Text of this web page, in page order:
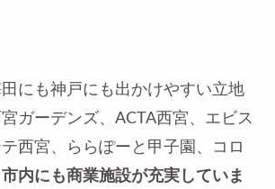
にも神戸にも出かけやすい立地
ガーデンズ、ACTA西宮、エビス
西宮、ららぽーと甲子園、コロ
市内にも商業施設が充実していま